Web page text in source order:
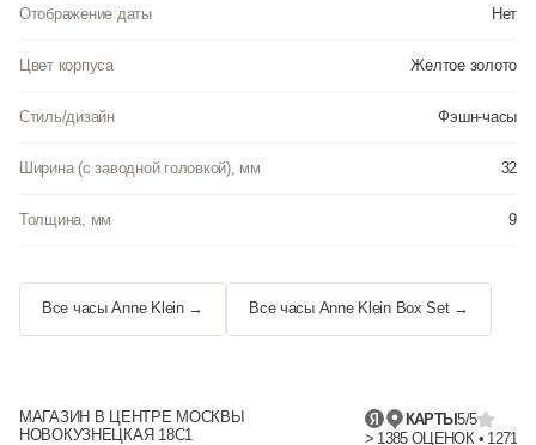
Отображение даты Нет
Цвет корпуса Желтое золото
Стиль/дизайн Фэшн-часы
Ширина (с заводной головкой), мм 32
Толщина, мм 9
Все часы Anne Klein → Все часы Anne Klein Box Set →
МАГАЗИН В ЦЕНТРЕ МОСКВЫ
НОВОКУЗНЕЦКАЯ 18С1
КАРТЫ5/5